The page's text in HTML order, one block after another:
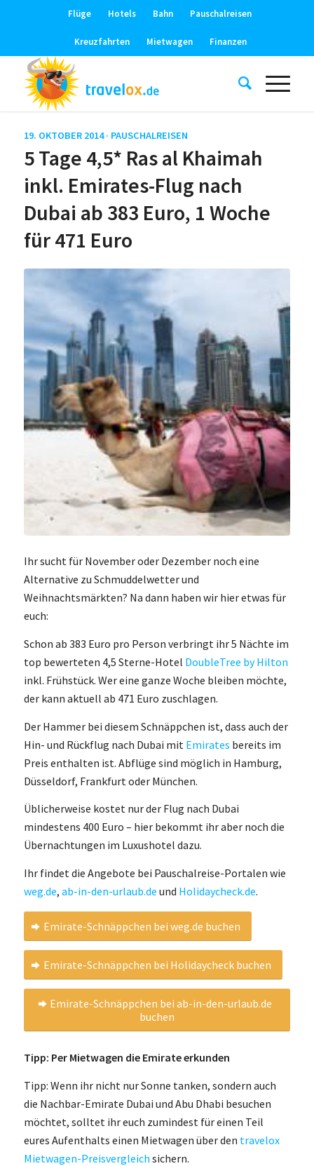
Flüge Hotels Bahn Pauschalreisen
Kreuzfahrten Mietwagen Finanzen
19. OKTOBER 2014 · PAUSCHALREISEN
5 Tage 4,5* Ras al Khaimah
inkl. Emirates-Flug nach
Dubai ab 383 Euro, 1 Woche
für 471 Euro
Ihr sucht für November oder Dezember noch eine
Alternative zu Schmuddelwetter und
Weihnachtsmärkten? Na dann haben wir hier etwas für
euch:
Schon ab 383 Euro pro Person verbringt ihr 5 Nächte im
top bewerteten 4,5 Sterne-Hotel DoubleTree by Hilton
inkl. Frühstück. Wer eine ganze Woche bleiben möchte,
der kann aktuell ab 471 Euro zuschlagen.
Der Hammer bei diesem Schnäppchen ist, dass auch der
Hin- und Rückflug nach Dubai mit Emirates bereits im
Preis enthalten ist. Abflüge sind möglich in Hamburg,
Düsseldorf, Frankfurt oder München.
Üblicherweise kostet nur der Flug nach Dubai
mindestens 400 Euro – hier bekommt ihr aber noch die
Übernachtungen im Luxushotel dazu.
Ihr findet die Angebote bei Pauschalreise-Portalen wie
weg.de, ab-in-den-urlaub.de und Holidaycheck.de.
Emirate-Schnäppchen bei weg.de buchen
Emirate-Schnäppchen bei Holidaycheck buchen
Emirate-Schnäppchen bei ab-in-den-urlaub.de
buchen
Tipp: Per Mietwagen die Emirate erkunden
Tipp: Wenn ihr nicht nur Sonne tanken, sondern auch
die Nachbar-Emirate Dubai und Abu Dhabi besuchen
möchtet, solltet ihr euch zumindest für einen Teil
eures Aufenthalts einen Mietwagen über den travelox
Mietwagen-Preisvergleich sichern.